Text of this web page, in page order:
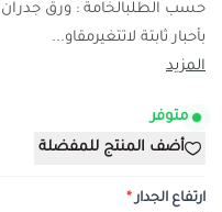
حسب الطلبالخامة : ورق جدران
بأحبار ثابتة لاتتغيرمقاو...
المزيد
متوفر
أضف المنتج للمفضلة
ارتفاع الجدار*